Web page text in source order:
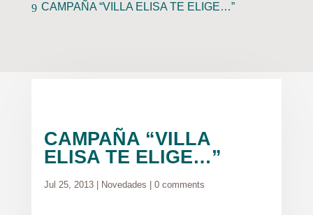
CAMPAÑA “VILLA ELISA TE ELIGE…”
CAMPAÑA “VILLA
ELISA TE ELIGE…”
Jul 25, 2013| Novedades 0 comments